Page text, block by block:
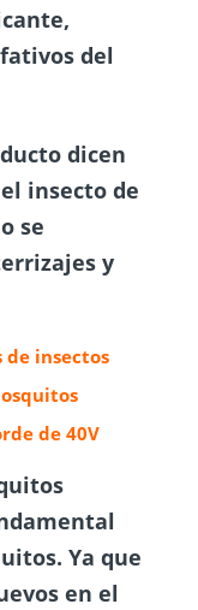
del
dicen
insecto de
se
y
de insectos
de 40V
Ya que
en el